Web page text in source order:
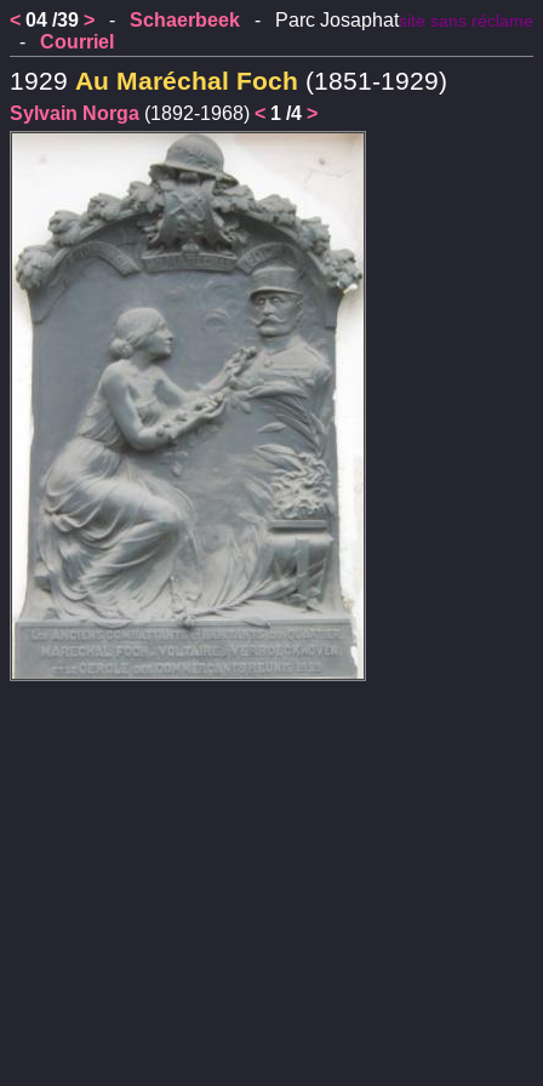
site sans réclame
< 04 /39 > - Schaerbeek - Parc Josaphat
- Courriel
1929 Au Maréchal Foch (1851-1929)
Sylvain Norga (1892-1968) < 1 /4 >